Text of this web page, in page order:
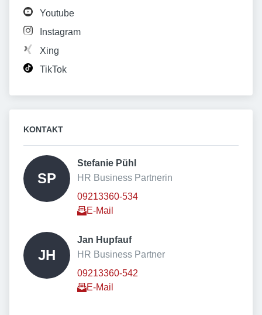
Youtube
Instagram
Xing
TikTok
KONTAKT
SP
Stefanie Pühl
HR Business Partnerin
09213360-534
E-Mail
JH
Jan Hupfauf
HR Business Partner
09213360-542
E-Mail